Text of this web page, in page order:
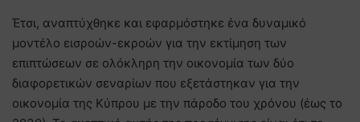
Έτσι, αναπτύχθηκε και εφαρμόστηκε ένα δυναμικό
μοντέλο εισροών-εκροών για την εκτίμηση των
επιπτώσεων σε ολόκληρη την οικονομία των δύο
διαφορετικών σεναρίων που εξετάστηκαν για την
οικονομία της Κύπρου με την πάροδο του χρόνου (έως το